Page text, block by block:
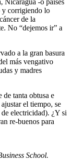
Nicaragua -o países
y corrigiendo lo
de la
No “dejemos ir” a
a la gran basura
más vengativo
y madres
tanta obtusa e
el tiempo, se
electricidad). ¿Y si
re-buenos para
School.